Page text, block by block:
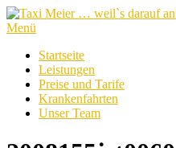
Zum
Inhalt
Menü
Startseite
Leistungen
Preise und Tarife
Krankenfahrten
Unser Team